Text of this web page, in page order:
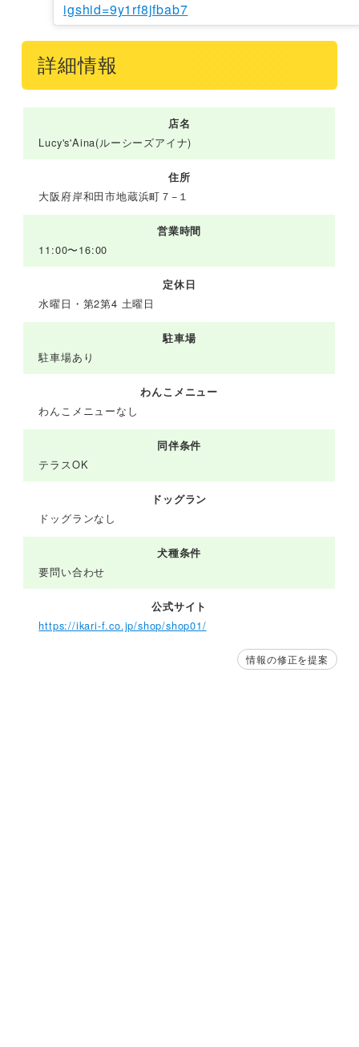
igshid=9y1rf8jfbab7
詳細情報
店名
Lucy's'Aina(ルーシーズアイナ)
住所
大阪府岸和田市地蔵浜町７−１
営業時間
11:00〜16:00
定休日
水曜日・第2第4 土曜日
駐車場
駐車場あり
わんこメニュー
わんこメニューなし
同伴条件
テラスOK
ドッグラン
ドッグランなし
犬種条件
要問い合わせ
公式サイト
https://ikari-f.co.jp/shop/shop01/
情報の修正を提案